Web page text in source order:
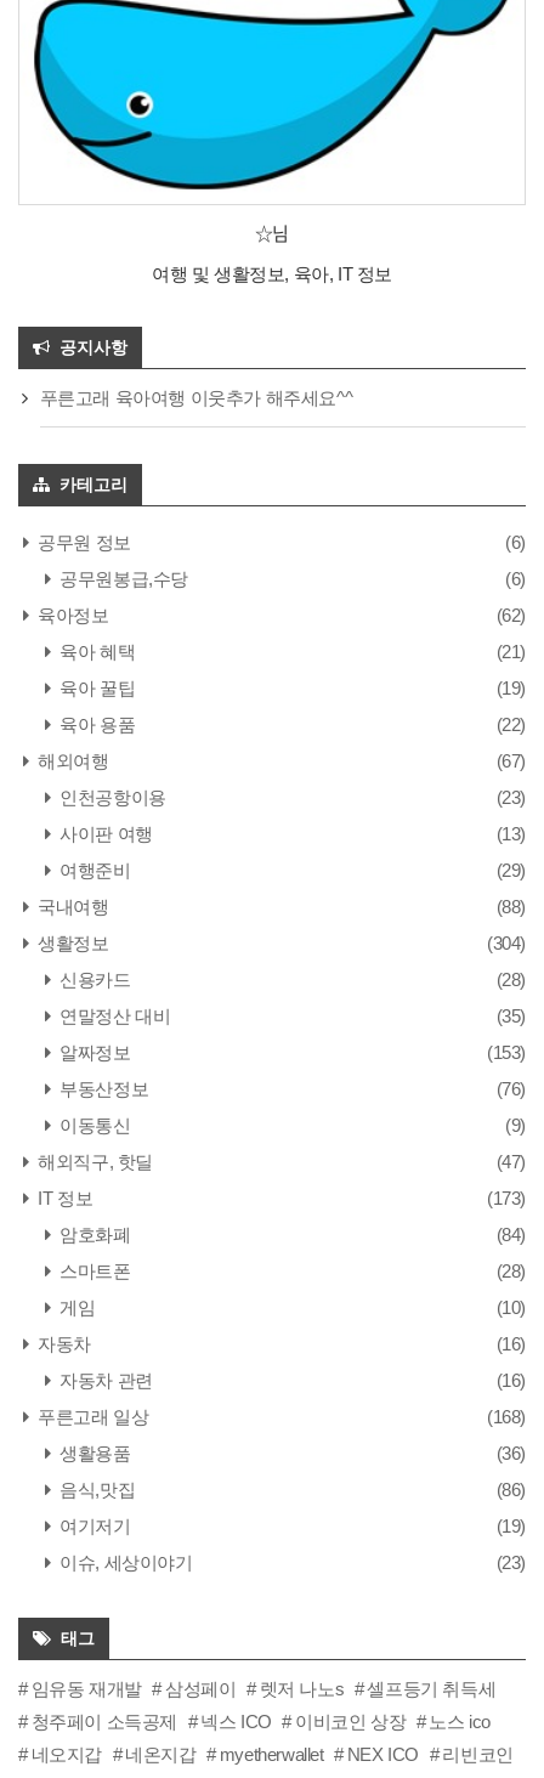
☆님
여행 및 생활정보, 육아, IT 정보
공지사항
푸른고래 육아여행 이웃추가 해주세요^^
카테고리
공무원 정보
(6)
공무원봉급,수당
(6)
육아정보
(62)
육아 혜택
(21)
육아 꿀팁
(19)
육아 용품
(22)
해외여행
(67)
인천공항이용
(23)
사이판 여행
(13)
여행준비
(29)
국내여행
(88)
생활정보
(304)
신용카드
(28)
연말정산 대비
(35)
알짜정보
(153)
부동산정보
(76)
이동통신
(9)
해외직구, 핫딜
(47)
IT 정보
(173)
암호화폐
(84)
스마트폰
(28)
게임
(10)
자동차
(16)
자동차 관련
(16)
푸른고래 일상
(168)
생활용품
(36)
음식,맛집
(86)
여기저기
(19)
이슈, 세상이야기
(23)
태그
임유동 재개발 삼성페이 렛저 나노s
셀프등기 취득세
청주페이 소득공제
넥스 ICO 이비코인 상장
노스 ico
네오지갑
네온지갑 myetherwallet NEX ICO
리빈코인